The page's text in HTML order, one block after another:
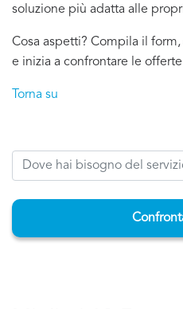
soluzione più adatta alle
Cosa aspetti? Compila il
e inizia a confrontare le
Torna su